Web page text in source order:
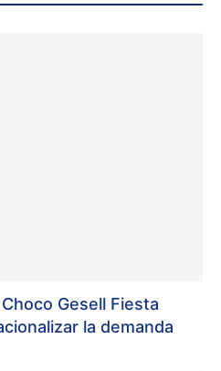
Gesell Fiesta
la demanda